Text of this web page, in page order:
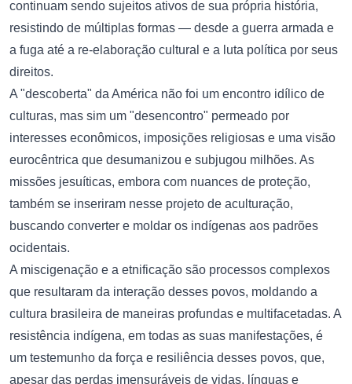
continuam sendo sujeitos ativos de sua própria história,
resistindo de múltiplas formas — desde a guerra armada e
a fuga até a re-elaboração cultural e a luta política por seus
direitos.
A "descoberta" da América não foi um encontro idílico de
culturas, mas sim um "desencontro" permeado por
interesses econômicos, imposições religiosas e uma visão
eurocêntrica que desumanizou e subjugou milhões. As
missões jesuíticas, embora com nuances de proteção,
também se inseriram nesse projeto de aculturação,
buscando converter e moldar os indígenas aos padrões
ocidentais.
A miscigenação e a etnificação são processos complexos
que resultaram da interação desses povos, moldando a
cultura brasileira de maneiras profundas e multifacetadas. A
resistência indígena, em todas as suas manifestações, é
um testemunho da força e resiliência desses povos, que,
apesar das perdas imensuráveis de vidas, línguas e